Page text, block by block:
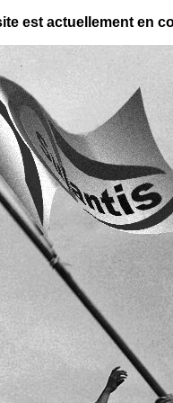
est actuellement en